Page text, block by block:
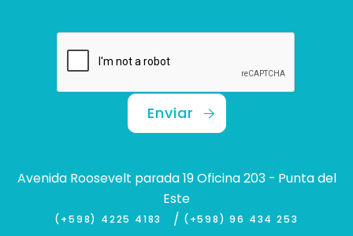
Enviar
Avenida Roosevelt parada 19 Oficina 203 - Punta del
Este
(+598) 4225 4183 / (+598) 96 434 253